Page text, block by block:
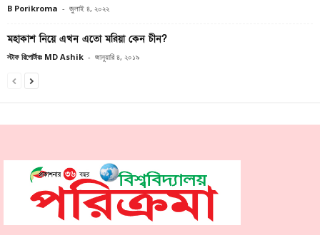
B Porikroma - জুলাই ৪, ২০২২
মহাকাশ নিয়ে এখন এতো মরিয়া কেন চীন?
স্টাফ রিপোর্টারঃ MD Ashik - জানুয়ারি ৪, ২০১৯